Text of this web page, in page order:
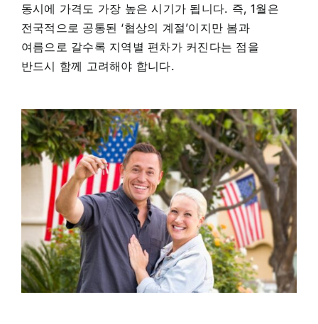
동시에 가격도 가장 높은 시기가 됩니다. 즉, 1월은
전국적으로 공통된 ‘협상의 계절’이지만 봄과
여름으로 갈수록 지역별 편차가 커진다는 점을
반드시 함께 고려해야 합니다.